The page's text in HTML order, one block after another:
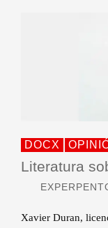
DOCX
Literatura
Xavier Duran,